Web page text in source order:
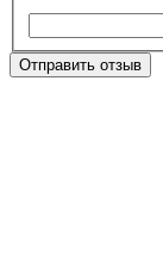
Отправить отзыв